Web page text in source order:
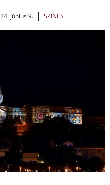
június 9. SZÍNES